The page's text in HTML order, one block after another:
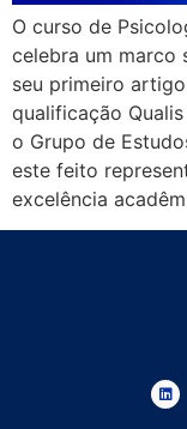
O curso de
celebra um marco
seu primeiro
qualificação
o Grupo de
este feito
excelência